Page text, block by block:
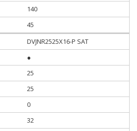
140
45
DVJNR2525X16-P SAT
●
25
25
0
32